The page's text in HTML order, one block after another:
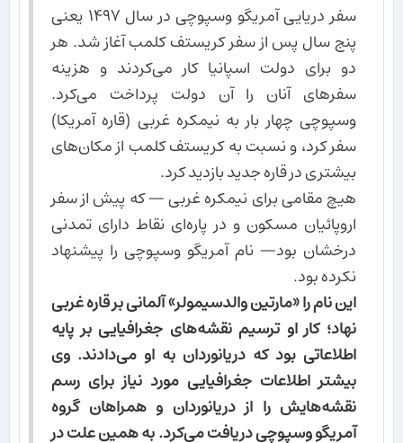
سفر دریایی آمریگو وسپوچی در سال ۱۴۹۷ یعنی
پنج سال پس از سفر کریستف کلمب آغاز شد. هر
دو برای دولت اسپانیا کار می‌کردند و هزینه
سفرهای آنان را آن دولت پرداخت می‌کرد.
وسپوچی چهار بار به نیمکره غربی (قاره آمریکا)
سفر کرد، و نسبت به کریستف کلمب از مکان‌های
بیشتری در قاره جدید بازدید کرد.
هیچ مقامی برای نیمکره غربی — که پیش از سفر
اروپائیان مسکون و در پاره‌ای نقاط دارای تمدنی
درخشان بود— نام آمریگو وسپوچی را پیشنهاد
نکرده بود.
این نام را «مارتین والدسیمولر» آلمانی بر قاره غربی
نهاد؛ کار او ترسیم نقشه‌های جغرافیایی بر پایه
اطلاعاتی بود که دریانوردان به او می‌دادند. وی
بیشتر اطلاعات جغرافیایی مورد نیاز برای رسم
نقشه‌هایش را از دریانوردان و همراهان گروه
آمریگو وسپوچی دریافت می‌کرد. به همین علت در